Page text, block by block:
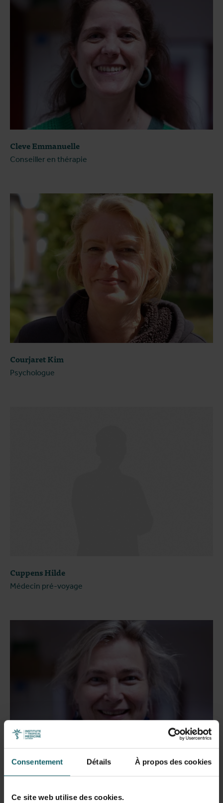
Consentement Détails À propos des cookies
Ce site web utilise des cookies.
Cleve Emmanuelle
Conseiller en thérapie
Courjaret Kim
Psychologue
Cuppens Hilde
Médecin pré-voyage
Médecin